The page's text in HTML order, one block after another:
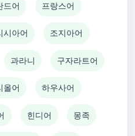
드어 프랑스어
시아어 조지아어
과라니 구자라트어
올어 하우사어
힌디어 몽족